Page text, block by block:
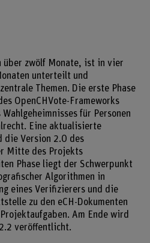
über zwölf Monate, ist in vier
unterteilt und
Themen. Die erste Phase
OpenCHVote-Frameworks
für Personen
Eine aktualisierte
die Version 2.0 des
Mitte des Projekts
Phase liegt der Schwerpunkt
Algorithmen in
eines Verifizierers und die
zu den eCH-Dokumenten
Am Ende wird
veröffentlicht.